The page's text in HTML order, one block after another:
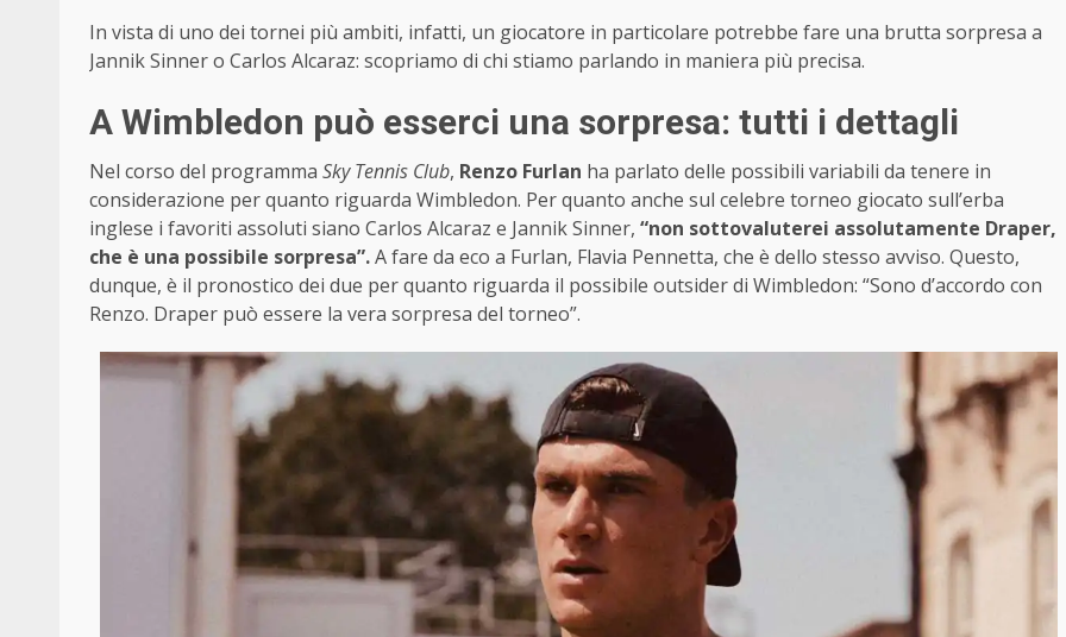
In vista di uno dei tornei più ambiti, infatti, un giocatore in particolare potrebbe fare una brutta sorpresa a
Jannik Sinner o Carlos Alcaraz: scopriamo di chi stiamo parlando in maniera più precisa.
A Wimbledon può esserci una sorpresa: tutti i dettagli
Nel corso del programma Sky Tennis Club, Renzo Furlan ha parlato delle possibili variabili da tenere in
considerazione per quanto riguarda Wimbledon. Per quanto anche sul celebre torneo giocato sull’erba
inglese i favoriti assoluti siano Carlos Alcaraz e Jannik Sinner, “non sottovaluterei assolutamente Draper,
che è una possibile sorpresa”.A fare da eco a Furlan, Flavia Pennetta, che è dello stesso avviso. Questo,
dunque, è il pronostico dei due per quanto riguarda il possibile outsider di Wimbledon: “Sono d’accordo con
Renzo. Draper può essere la vera sorpresa del torneo”.